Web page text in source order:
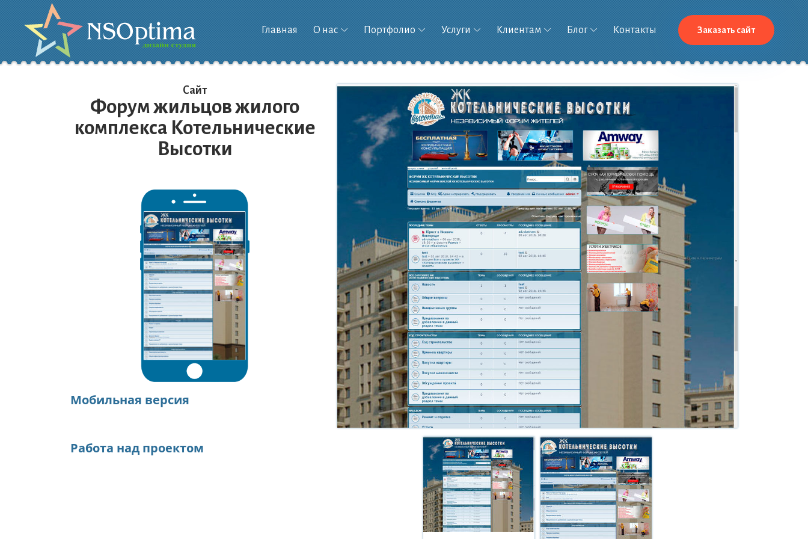
Главная О нас Портфолио Услуги Клиентам Блог Контакты Заказать сайт
Сайт
Форум жильцов жилого
комплекса Котельнические
Высотки
Мобильная версия
Работа над проектом